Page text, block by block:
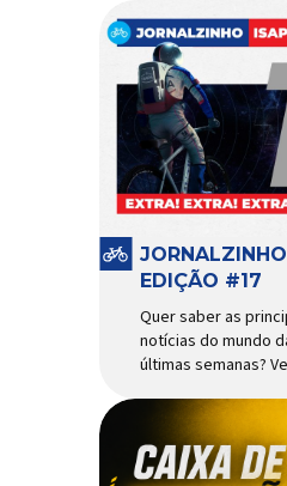
uso urbano e MTB
Um dos quadros de
sucesso do
bicicletas brasileiro
nova versão: o
Absolute Nero 6,
do quadro mais
marca nacional.
popular para quem
EDIÇÃO #17
Quer saber as
notícias do mundo
últimas semanas?
chegou! Clique aqui
agora mesmo!